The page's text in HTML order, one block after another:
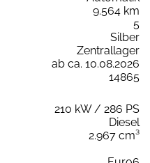
9.564 km
5
Silber
Zentrallager
ab ca. 10.08.2026
14865
210 kW / 286 PS
Diesel
2.967 cm³